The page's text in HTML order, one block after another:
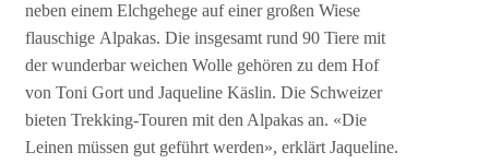
neben einem Elchgehege auf einer großen Wiese
flauschige Alpakas. Die insgesamt rund 90 Tiere mit
der wunderbar weichen Wolle gehören zu dem Hof
von Toni Gort und Jaqueline Käslin. Die Schweizer
bieten Trekking-Touren mit den Alpakas an. «Die
Leinen müssen gut geführt werden», erklärt Jaqueline.